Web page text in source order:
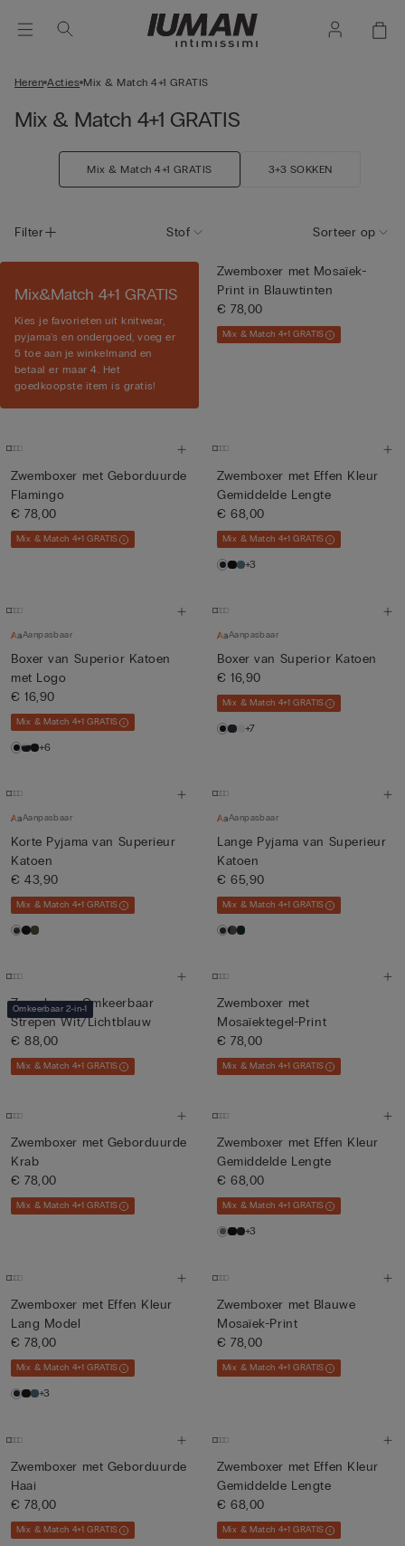
Heren Acties Mix & Match 4+1 GRATIS
Mix & Match 4+1 GRATIS
Mix & Match 4+1 GRATIS 3+3 SOKKEN
Filter Stof Sorteer op
Mix&Match 4+1 GRATIS
Kies je favorieten uit knitwear,
pyjama's en ondergoed, voeg er
5 toe aan je winkelmand en
betaal er maar 4. Het
goedkoopste item is gratis!
Zwemboxer met Mosaïek-
Print in Blauwtinten
€ 78,00
Mix & Match 4+1 GRATIS
Zwemboxer met Geborduurde
Flamingo
€ 78,00
Mix & Match 4+1 GRATIS
Zwemboxer met Effen Kleur
Gemiddelde Lengte
€ 68,00
Mix & Match 4+1 GRATIS
+3
Aanpasbaar
Boxer van Superior Katoen
met Logo
€ 16,90
Mix & Match 4+1 GRATIS
+6
Aanpasbaar
Boxer van Superior Katoen
€ 16,90
Mix & Match 4+1 GRATIS
+7
Aanpasbaar
Korte Pyjama van Superieur
Katoen
€ 43,90
Mix & Match 4+1 GRATIS
Aanpasbaar
Lange Pyjama van Superieur
Katoen
€ 65,90
Mix & Match 4+1 GRATIS
Omkeerbaar 2-in-1
Zwemboxer Omkeerbaar
Strepen Wit/Lichtblauw
€ 88,00
Mix & Match 4+1 GRATIS
Zwemboxer met
Mosaïektegel-Print
€ 78,00
Mix & Match 4+1 GRATIS
Zwemboxer met Geborduurde
Krab
€ 78,00
Mix & Match 4+1 GRATIS
Zwemboxer met Effen Kleur
Gemiddelde Lengte
€ 68,00
Mix & Match 4+1 GRATIS
+3
Zwemboxer met Effen Kleur
Lang Model
€ 78,00
Mix & Match 4+1 GRATIS
+3
Zwemboxer met Blauwe
Mosaïek-Print
€ 78,00
Mix & Match 4+1 GRATIS
Zwemboxer met Geborduurde
Haai
€ 78,00
Mix & Match 4+1 GRATIS
Zwemboxer met Effen Kleur
Gemiddelde Lengte
€ 68,00
Mix & Match 4+1 GRATIS